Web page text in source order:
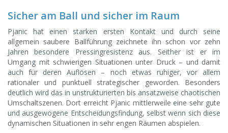
Sicher am Ball und sicher im Raum
Pjanic hat einen starken ersten Kontakt und durch seine
allgemein saubere Ballführung zeichnete ihn schon vor zehn
Jahren besondere Pressingresistenz aus. Seither ist er im
Umgang mit schwierigen Situationen unter Druck – und damit
auch für deren Auflösen – noch etwas ruhiger, vor allem
rationaler und punktuell strategischer geworden. Besonders
deutlich wird das in unstrukturierten bis ansatzweise chaotischen
Umschaltszenen. Dort erreicht Pjanic mittlerweile eine sehr gute
und ausgewogene Entscheidungsfindung, selbst wenn sich diese
dynamischen Situationen in sehr engen Räumen abspielen.